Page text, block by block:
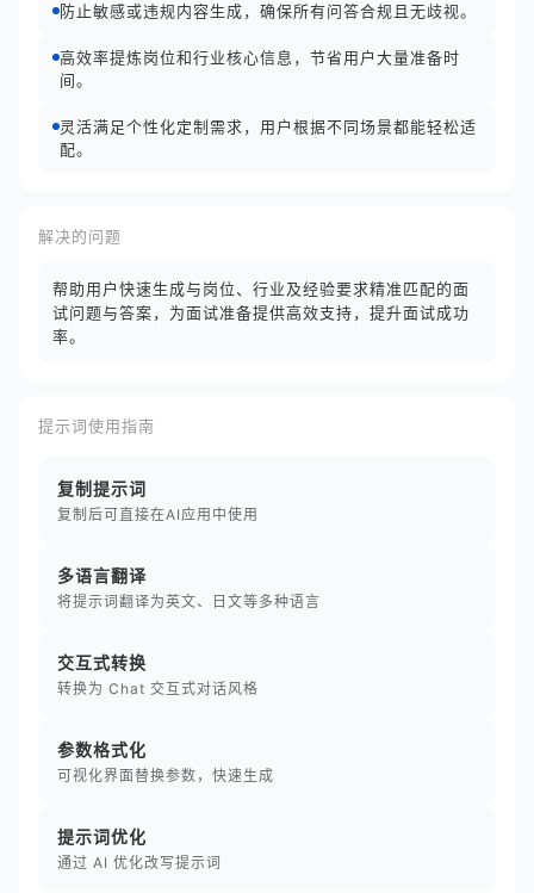
防止敏感或违规内容生成，确保所有问答合规且无歧视。
高效率提炼岗位和行业核心信息，节省用户大量准备时
间。
灵活满足个性化定制需求，用户根据不同场景都能轻松适
配。
解决的问题
帮助用户快速生成与岗位、行业及经验要求精准匹配的面
试问题与答案，为面试准备提供高效支持，提升面试成功
率。
提示词使用指南
复制提示词
复制后可直接在AI应用中使用
多语言翻译
将提示词翻译为英文、日文等多种语言
交互式转换
转换为 Chat 交互式对话风格
参数格式化
可视化界面替换参数，快速生成
提示词优化
通过 AI 优化改写提示词